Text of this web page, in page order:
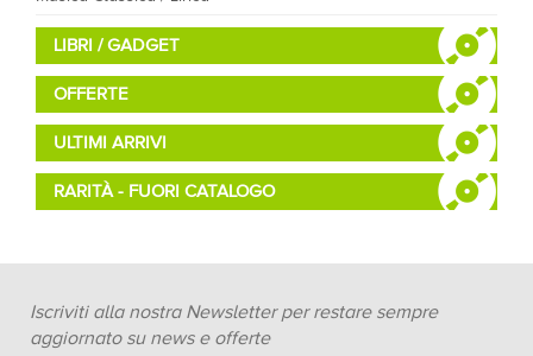
LIBRI / GADGET
OFFERTE
ULTIMI ARRIVI
RARITÀ - FUORI CATALOGO
Iscriviti alla nostra Newsletter per restare sempre
aggiornato su news e offerte